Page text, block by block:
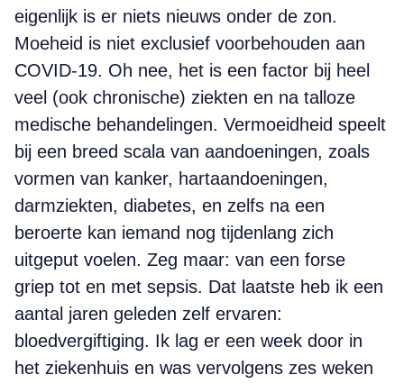
eigenlijk is er niets nieuws onder de zon.
Moeheid is niet exclusief voorbehouden aan
COVID-19. Oh nee, het is een factor bij heel
veel (ook chronische) ziekten en na talloze
medische behandelingen. Vermoeidheid speelt
bij een breed scala van aandoeningen, zoals
vormen van kanker, hartaandoeningen,
darmziekten, diabetes, en zelfs na een
beroerte kan iemand nog tijdenlang zich
uitgeput voelen. Zeg maar: van een forse
griep tot en met sepsis. Dat laatste heb ik een
aantal jaren geleden zelf ervaren:
bloedvergiftiging. Ik lag er een week door in
het ziekenhuis en was vervolgens zes weken